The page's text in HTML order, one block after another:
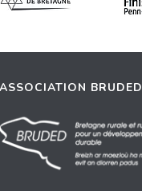
ASSOCIATION BRUDED